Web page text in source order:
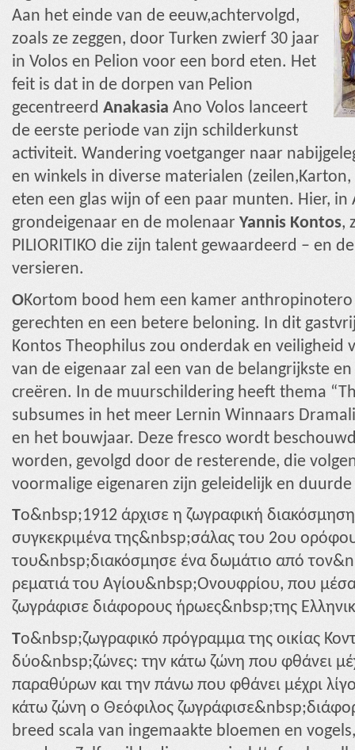
Aan het einde van de eeuw,achtervolgd,
zoals ze zeggen, door Turken zwierf 30 jaar
in Volos en Pelion voor een bord eten. Het
feit is dat in de dorpen van Pelion
gecentreerd Anakasia Ano Volos lanceert
de eerste periode van zijn schilderkunst
activiteit. Wandering voetganger naar
en winkels in diverse materialen
eten een glas wijn of een paar munten. Hier,
grondeigenaar en de molenaar Yannis Kontos,
PILIORITIKO die zijn talent gewaardeerd – en
versieren.
ΟKortom bood hem een ​​kamer
gerechten en een betere beloning. In dit
Kontos Theophilus zou onderdak en veiligheid
van de eigenaar zal een van de belangrijkste
creëren. In de muurschildering heeft thema
subsumes in het meer Lernin Winnaars
en het bouwjaar. Deze fresco wordt
worden, gevolgd door de resterende, die
voormalige eigenaren zijn geleidelijk en
Tο&nbsp;1912 άρχισε η ζωγραφική
συγκεκριμένα της&nbsp;σάλας του 2ου
του&nbsp;διακόσμησε ένα δωμάτιο από
ρεματιά του Αγίου&nbsp;Ονουφρίου, που
ζωγράφισε διάφορους ήρωες&nbsp;της
Tο&nbsp;ζωγραφικό πρόγραμμα της οικίας
δύο&nbsp;ζώνες: την κάτω ζώνη που φθάνει
παραθύρων και την πάνω που φθάνει μέχρι
κάτω ζώνη ο Θεόφιλος
breed scala van ingemaakte bloemen en